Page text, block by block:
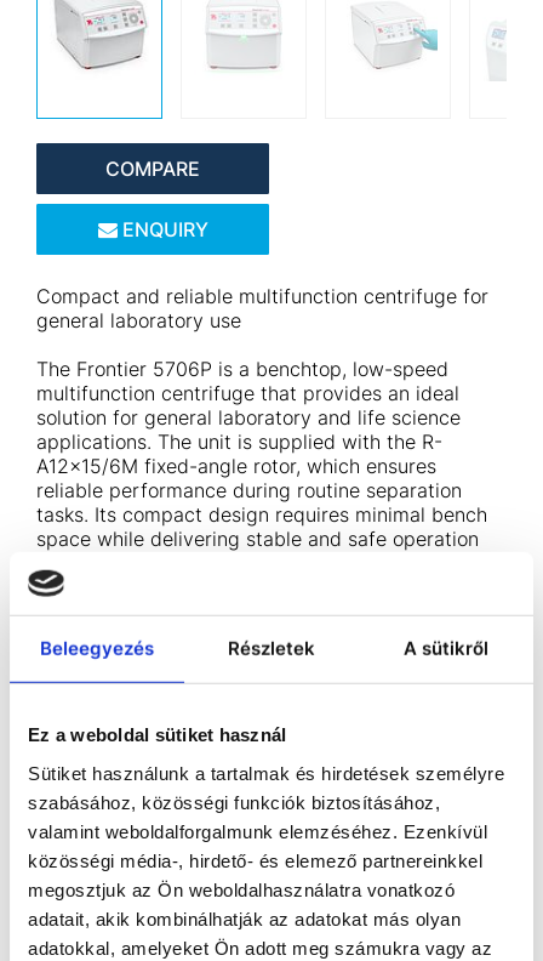
Beleegyezés Részletek A sütikről
Ez a weboldal sütiket használ
Sütiket használunk a tartalmak és hirdetések személyre
szabásához, közösségi funkciók biztosításához,
valamint weboldalforgalmunk elemzéséhez. Ezenkívül
közösségi média-, hirdető- és elemező partnereinkkel
megosztjuk az Ön weboldalhasználatra vonatkozó
adatait, akik kombinálhatják az adatokat más olyan
adatokkal, amelyeket Ön adott meg számukra vagy az
COMPARE
ENQUIRY
Compact and reliable multifunction centrifuge for
general laboratory use
The Frontier 5706P is a benchtop, low-speed
multifunction centrifuge that provides an ideal
solution for general laboratory and life science
applications. The unit is supplied with the R-
A12×15/6M fixed-angle rotor, which ensures
reliable performance during routine separation
tasks. Its compact design requires minimal bench
space while delivering stable and safe operation
for everyday laboratory work.
Areas of application
• General laboratory applications
• Life science research
• Routine separation tasks
Key features
• Intuitive touch-wheel control, easy to operate
even when wearing gloves
• Simultaneous display of set and actual
parameters
• Speed setting and display in RPM and RCF
• One-button switching between RPM/RCF and
acceleration or deceleration
• 10 acceleration and 10 deceleration levels